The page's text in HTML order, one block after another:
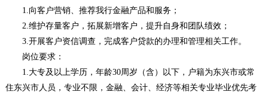
1.向客户营销、推荐我行金融产品和服务；
2.维护存量客户，拓展新增客户，提升自身和团队绩效；
3.开展客户资信调查，完成客户贷款的办理和管理相关工作。
岗位要求：
1.大专及以上学历，年龄30周岁（含）以下，户籍为东兴市或常
住东兴市人员，专业不限，金融、会计、经济等相关专业毕业优先考